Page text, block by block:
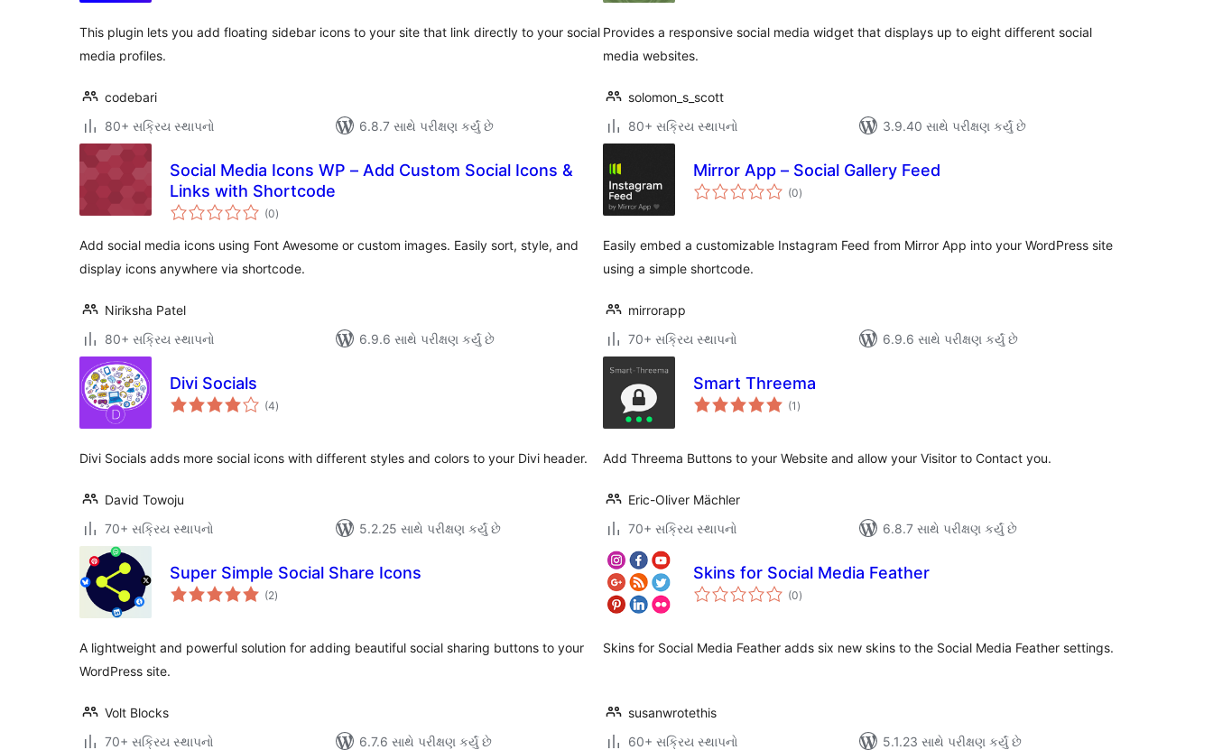
This plugin lets you add floating sidebar icons to your site that link directly to your social
media profiles.
codebari
80+ સક્રિય સ્થાપનો
6.8.7 સાથે પરીક્ષણ કર્યું છે
Provides a responsive social media widget that displays up to eight different social
media websites.
solomon_s_scott
80+ સક્રિય સ્થાપનો
3.9.40 સાથે પરીક્ષણ કર્યું છે
Social Media Icons WP – Add Custom Social Icons &
Links with Shortcode
(0કુલ
રેટિંગ્સ
)
Add social media icons using Font Awesome or custom images. Easily sort, style, and
display icons anywhere via shortcode.
Niriksha Patel
80+ સક્રિય સ્થાપનો
6.9.6 સાથે પરીક્ષણ કર્યું છે
Mirror App – Social Gallery Feed
(0કુલ
રેટિંગ્સ
)
Easily embed a customizable Instagram Feed from Mirror App into your WordPress site
using a simple shortcode.
mirrorapp
70+ સક્રિય સ્થાપનો
6.9.6 સાથે પરીક્ષણ કર્યું છે
Divi Socials
(4કુલ
રેટિંગ્સ
)
Divi Socials adds more social icons with different styles and colors to your Divi header.
David Towoju
70+ સક્રિય સ્થાપનો
5.2.25 સાથે પરીક્ષણ કર્યું છે
Smart Threema
(1 કુલ
રેટિંગ્સ
)
Add Threema Buttons to your Website and allow your Visitor to Contact you.
Eric-Oliver Mächler
70+ સક્રિય સ્થાપનો
6.8.7 સાથે પરીક્ષણ કર્યું છે
Super Simple Social Share Icons
(2કુલ
રેટિંગ્સ
)
A lightweight and powerful solution for adding beautiful social sharing buttons to your
WordPress site.
Volt Blocks
70+ સક્રિય સ્થાપનો
6.7.6 સાથે પરીક્ષણ કર્યું છે
Skins for Social Media Feather
(0કુલ
રેટિંગ્સ
)
Skins for Social Media Feather adds six new skins to the Social Media Feather settings.
susanwrotethis
60+ સક્રિય સ્થાપનો
5.1.23 સાથે પરીક્ષણ કર્યું છે